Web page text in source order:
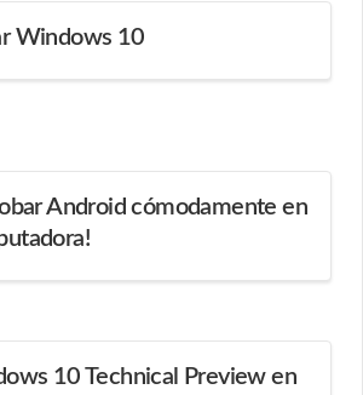
Windows 10
Android cómodamente en
10 Technical Preview en